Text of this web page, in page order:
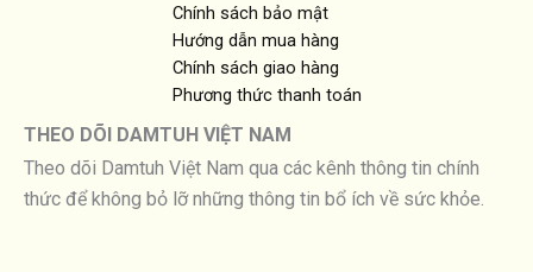
Chính sách bảo mật
Hướng dẫn mua hàng
Chính sách giao hàng
Phương thức thanh toán
THEO DÕI DAMTUH VIỆT NAM
Theo dõi Damtuh Việt Nam qua các kênh thông tin chính
thức để không bỏ lỡ những thông tin bổ ích về sức khỏe.